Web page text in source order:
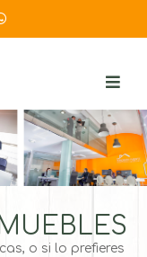
o si lo prefieres